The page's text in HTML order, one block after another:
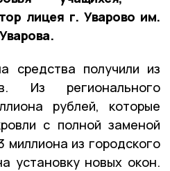
лицея г. Уварово им.
средства получили из
Из регионального
рублей, которые
с полной заменой
миллиона из городского
установку новых окон.